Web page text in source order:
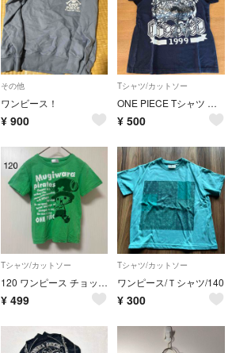
その他
ワンビース！
¥ 900
Tシャツ/カットソー
ONE PIECE Tシャツ ブラック
¥ 500
Tシャツ/カットソー
120 ワンピース チョッパーTシャツ
¥ 499
Tシャツ/カットソー
ワンピース/Ｔシャツ/140
¥ 300